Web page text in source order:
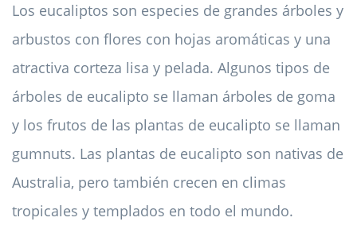
Los eucaliptos son especies de grandes árboles y
arbustos con flores con hojas aromáticas y una
atractiva corteza lisa y pelada. Algunos tipos de
árboles de eucalipto se llaman árboles de goma
y los frutos de las plantas de eucalipto se llaman
gumnuts. Las plantas de eucalipto son nativas de
Australia, pero también crecen en climas
tropicales y templados en todo el mundo.